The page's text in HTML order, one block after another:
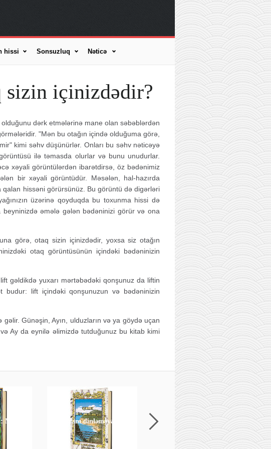
hissi Sonsuzluq Nəticə
sizin içinizdədir?
dərk etmələrinə mane olan səbəblərdən
"Mən bu otağın içində olduğuma görə,
kimi səhv düşünürlər. Onları bu səhv nəticəyə
ilə təmasda olurlar və bunu unudurlar.
xəyali görüntülərdən ibarətdirsə, öz bədənimiz
bir xəyali görüntüdür. Məsələn, hal-hazırda
hissəni görürsünüz. Bu görüntü də digərləri
üzərinə qoyduqda bu toxunma hissi də
əmələ gələn bədəninizi görür və ona
görə, otaq sizin içinizdədir, yoxsa siz otağın
otaq görüntüsünün içindəki bədəninizin
gəldikdə yuxarı mərtəbədəki qonşunuz da liftin
budur: lift içindəki qonşunuzun və bədəninizin
Günəşin, Ayın, ulduzların və ya göydə uçan
Ay da eynilə əlimizdə tutduğunuz bu kitab kimi
Maddə Quranı dinləməyənlər
Dövlətə bağlılığın
əhəmiyyəti